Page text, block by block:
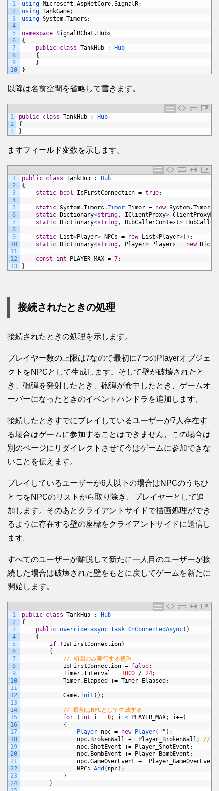
1
2
3
4
5
6
7
8
9
10
using Microsoft .AspNetCore.SignalR;
using TankGame;
using System.Timers ;
namespace SignalRChat . Hubs
{
public class TankHub :
Hub
{
}
}
以降は名前空間を省略して書きます。
1
2
3
public class TankHub :
Hub
{
}
まずフィールド変数を示します。
1
2
3
4
5
6
7
8
9
10
11
12
13
public class TankHub :
Hub
{
static
bool IsFirstConnection = true;
static System.Timers .Timer Timer = new System.Timers
static
Dictionary<string, IClientProxy>
static
Dictionary<string, HubCallerContext>
static List<Player> NPCs = new List<Player>( ) ;
static
Dictionary<string, Player> Players = new
const int PLAYER_MAX = 7;
}
接続されたときの処理
接続されたときの処理を示します。
プレイヤー数の上限は7なので最初に7つのPlayerオブジェ
クトをNPCとして生成します。そして壁が破壊されたと
き、砲弾を発射したとき、砲弾が命中したとき、ゲームオ
ーバーになったときのイベントハンドラを追加します。
接続したときすでにプレイしているユーザーが7人存在す
る場合はゲームに参加することはできません。この場合は
別のページにリダイレクトさせて今はゲームに参加できな
いことを伝えます。
プレイしているユーザーが6人以下の場合はNPCのうちひ
とつをNPCのリストから取り除き、プレイヤーとして追
加します。そのあとクライアントサイドで描画処理ができ
るように存在する壁の座標をクライアントサイドに送信し
ます。
すべてのユーザーが離脱して新たに一人目のユーザーが接
続した場合は破壊された壁をもとに戻してゲームを新たに
開始します。
1
2
3
4
5
6
7
8
9
10
11
12
13
14
15
16
17
18
19
20
21
22
23
24
public class TankHub :
Hub
{
public override async Task OnConnectedAsync( )
{
if
( IsFirstConnection)
{
// 初回のみ実行する処理
IsFirstConnection = false;
Timer. Interval = 1000 / 24;
Timer. Elapsed += Timer_Elapsed ;
Game. Init ( ) ;
// 最初はNPCとして生成する
for
( int i = 0; i < PLAYER_MAX; i++)
{
Player npc = new Player( "" ) ;
npc. BrokenWall += Player_BrokenWall ;
// イ
npc.ShotEvent += Player_ShotEvent ;
npc. BombEvent += Player_BombEvent ;
npc.GameOverEvent += Player_GameOverEvent
NPCs .Add ( npc) ;
}
}